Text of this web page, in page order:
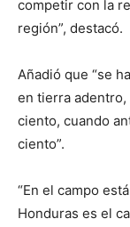
competir con la
región”, destacó.
Añadió que “se
en tierra
ciento, cuando
ciento”.
“En el campo
Honduras es el